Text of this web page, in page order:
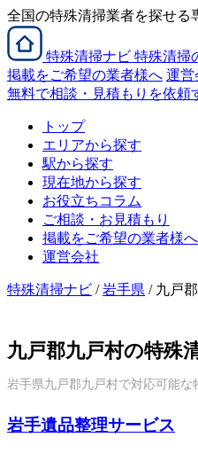
全国の特殊清掃業者を探せる
特殊清掃ナビ 特殊清掃
掲載をご希望の業者様へ 運営
無料で相談・見積もりを依頼
トップ
エリアから探す
駅から探す
現在地から探す
お役立ちコラム
ご相談・お見積もり
掲載をご希望の業者様へ
運営会社
特殊清掃ナビ /岩手県 / 九戸
九戸郡九戸村の特殊
岩手県九戸郡九戸村で対応可能な
岩手遺品整理サービス